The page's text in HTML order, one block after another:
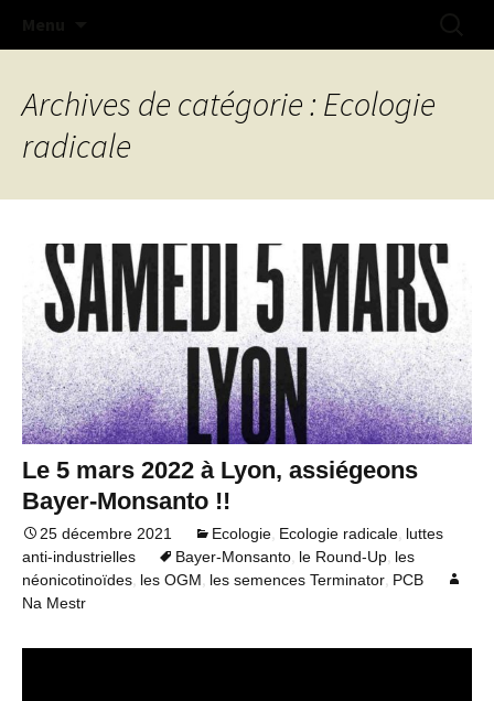
Archives de catégorie : Ecologie
radicale
Le 5 mars 2022 à Lyon, assiégeons
Bayer-Monsanto !!
25 décembre 2021 Ecologie, Ecologie radicale, luttes
anti-industrielles
Bayer-Monsanto, le Round-Up, les
néonicotinoïdes, les OGM, les semences Terminator, PCB
Na Mestr